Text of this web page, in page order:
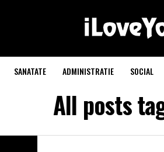
SANATATE ADMINISTRATIE SOCIAL
All posts